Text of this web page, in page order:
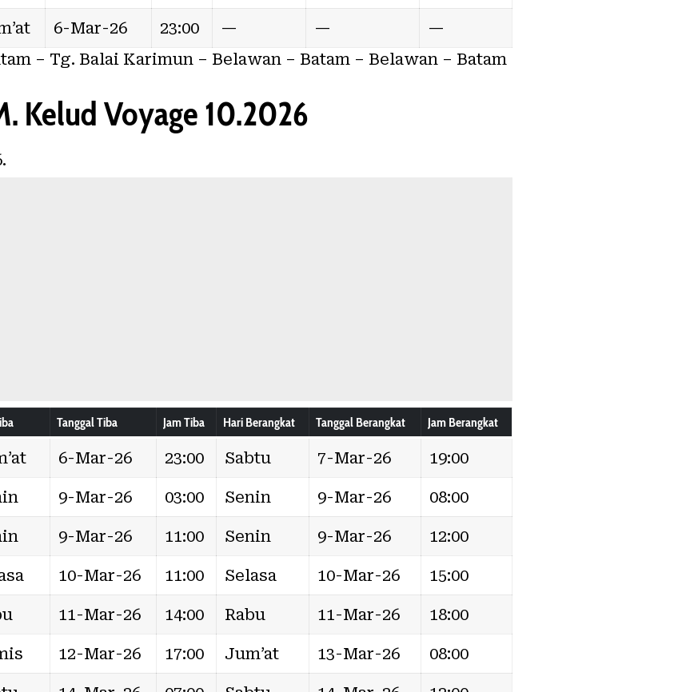
6-Mar-26 23:00 — —
—
– Tg. Balai Karimun – Belawan – Batam – Belawan – Batam
Kelud Voyage 10.2026
Tanggal Tiba Jam Tiba Hari Berangkat Tanggal Berangkat Jam Berangkat
6-Mar-26 23:00 Sabtu 7-Mar-26 19:00
9-Mar-26 03:00 Senin 9-Mar-26 08:00
9-Mar-26 11:00 Senin 9-Mar-26 12:00
10-Mar-26 11:00 Selasa 10-Mar-26 15:00
11-Mar-26 14:00 Rabu 11-Mar-26 18:00
12-Mar-26 17:00 Jum’at 13-Mar-26 08:00